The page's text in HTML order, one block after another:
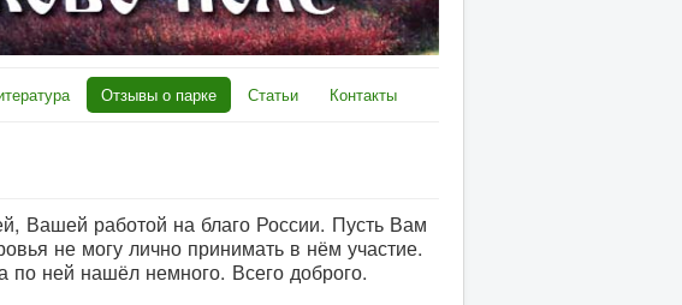
Отзывы о парке Статьи Контакты
Вашей работой на благо России. Пусть Вам
не могу лично принимать в нём участие.
по ней нашёл немного. Всего доброго.